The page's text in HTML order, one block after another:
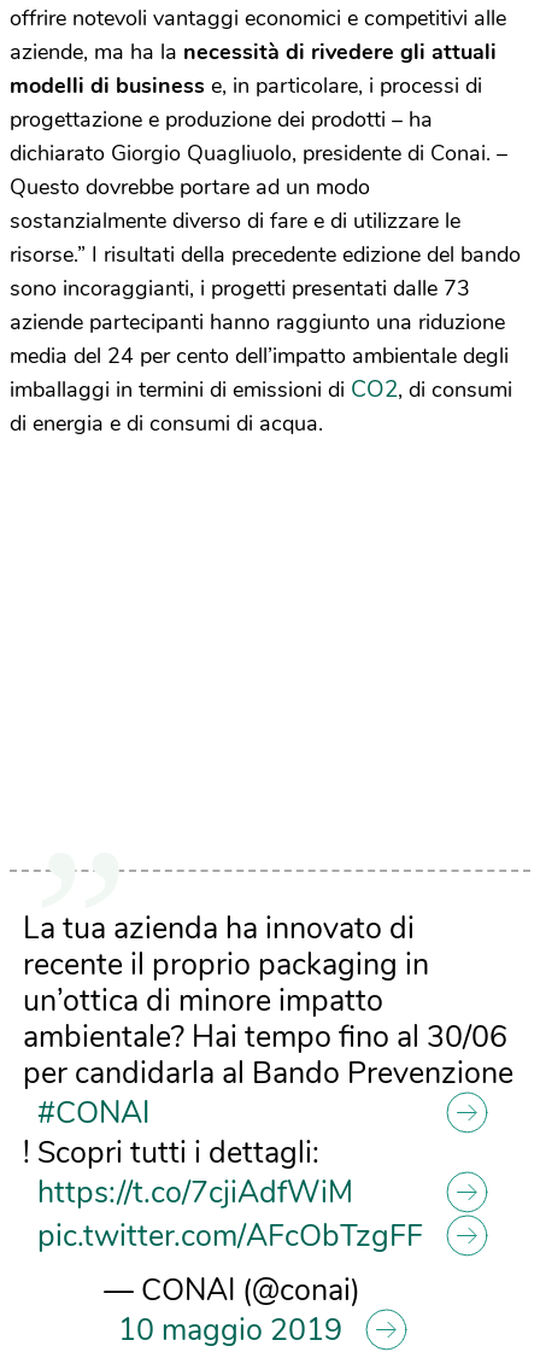
offrire notevoli vantaggi economici e competitivi alle
aziende, ma ha la necessità di rivedere gli attuali
modelli di business e, in particolare, i processi di
progettazione e produzione dei prodotti – ha
dichiarato Giorgio Quagliuolo, presidente di Conai. –
Questo dovrebbe portare ad un modo
sostanzialmente diverso di fare e di utilizzare le
risorse.” I risultati della precedente edizione del bando
sono incoraggianti, i progetti presentati dalle 73
aziende partecipanti hanno raggiunto una riduzione
media del 24 per cento dell’impatto ambientale degli
imballaggi in termini di emissioni di CO2, di consumi
di energia e di consumi di acqua.
La tua azienda ha innovato di
recente il proprio packaging in
un’ottica di minore impatto
ambientale? Hai tempo fino al 30/06
per candidarla al Bando Prevenzione
#CONAI
! Scopri tutti i dettagli:
https://t.co/7cjiAdfWiM
pic.twitter.com/AFcObTzgFF
— CONAI (@conai)
10 maggio 2019